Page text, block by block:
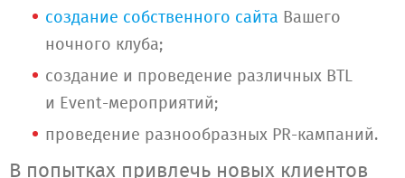
создание собственного сайта Вашего
ночного клуба;
создание и проведение различных BTL
и Event-мероприятий;
проведение разнообразных PR-кампаний.
В попытках привлечь новых клиентов